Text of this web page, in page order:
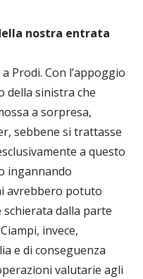
nostra entrata
Prodi. Con l’appoggio
sinistra che
a sorpresa,
sebbene si trattasse
a questo
ingannando
avrebbero potuto
dalla parte
invece,
e di conseguenza
valutarie agli